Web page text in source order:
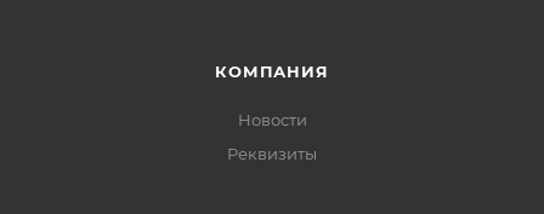
КОМПАНИЯ
Новости
Реквизиты